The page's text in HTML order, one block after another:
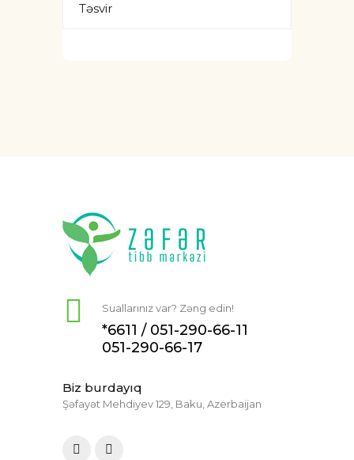
Təsvir
Suallarınız var? Zəng edin!
*6611 / 051-290-66-11
051-290-66-17
Biz burdayıq
Şəfayət Mehdiyev 129, Baku, Azerbaijan